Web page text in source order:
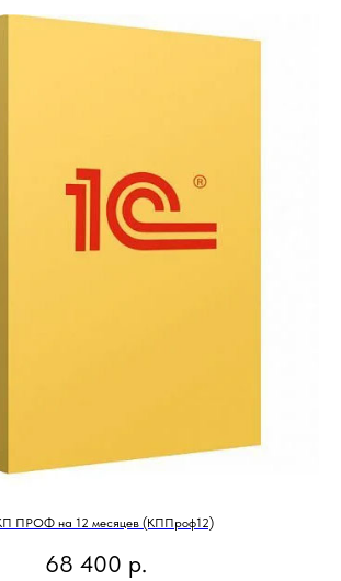
ПРОФ на 12 месяцев (КППроф12)
68 400 р.